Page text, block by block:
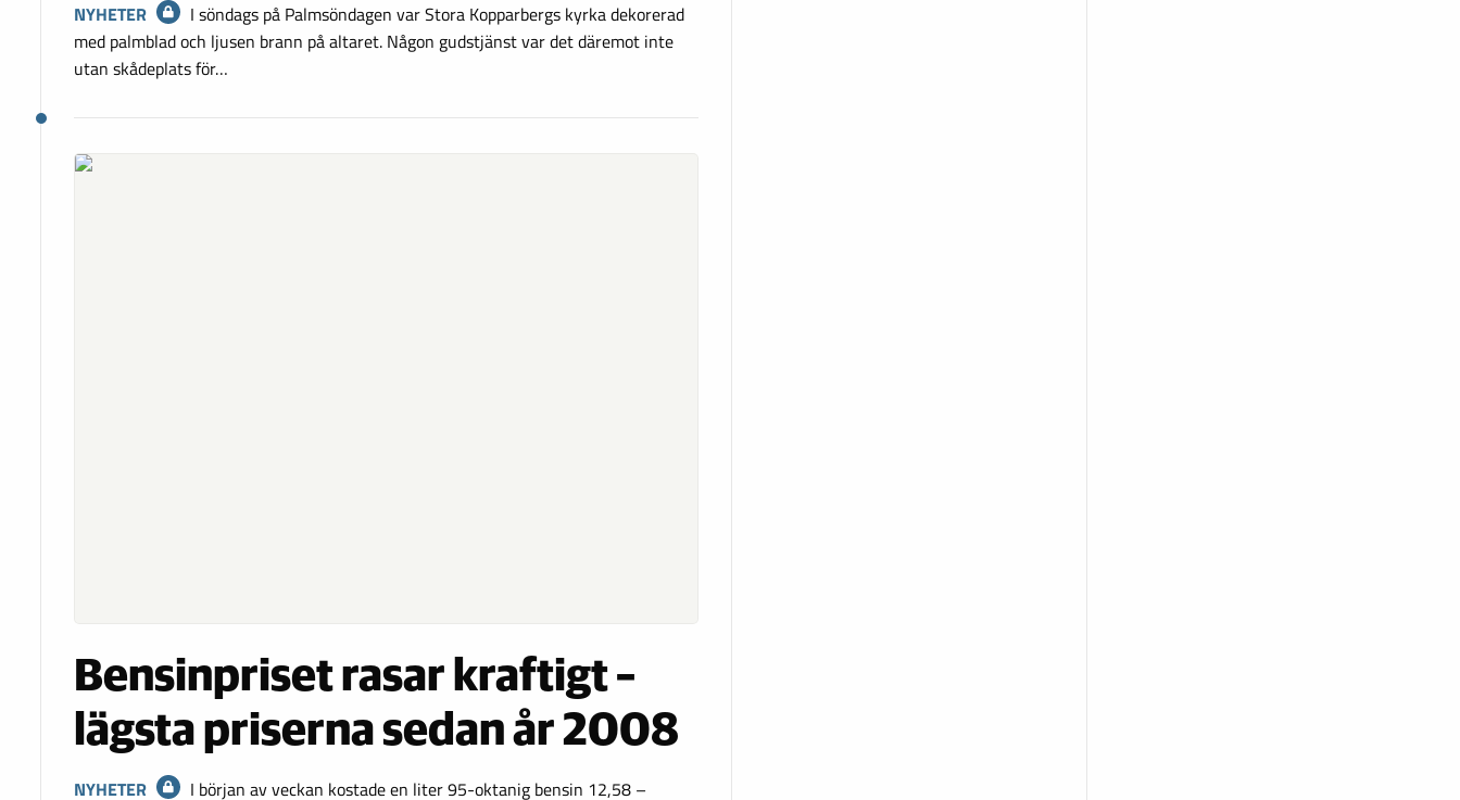
NYHETER
I söndags på Palmsöndagen var Stora Kopparbergs kyrka dekorerad
med palmblad och ljusen brann på altaret. Någon gudstjänst var det däremot inte
utan skådeplats för…
Bensinpriset rasar kraftigt –
lägsta priserna sedan år 2008
NYHETER I början av veckan kostade en liter 95-oktanig bensin 12,58 –